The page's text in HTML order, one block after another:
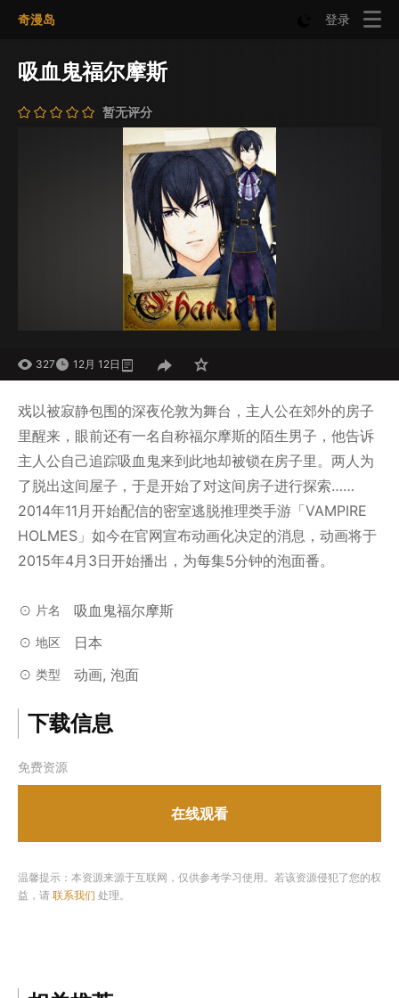
奇漫岛 登录
吸血鬼福尔摩斯
暂无评分
327 12月 12日
戏以被寂静包围的深夜伦敦为舞台，主人公在郊外的房子
里醒来，眼前还有一名自称福尔摩斯的陌生男子，他告诉
主人公自己追踪吸血鬼来到此地却被锁在房子里。两人为
了脱出这间屋子，于是开始了对这间房子进行探索……
2014年11月开始配信的密室逃脱推理类手游「VAMPIRE
HOLMES」如今在官网宣布动画化决定的消息，动画将于
2015年4月3日开始播出，为每集5分钟的泡面番。
片名 吸血鬼福尔摩斯
地区 日本
类型 动画, 泡面
下载信息
免费资源
在线观看
温馨提示：本资源来源于互联网，仅供参考学习使用。若该资源侵犯了您的权
益，请 联系我们 处理。